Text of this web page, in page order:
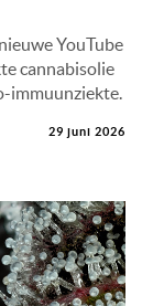
YouTube
cannabisolie
immuunziekte.
29 juni 2026